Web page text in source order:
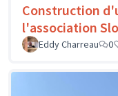
Construction
l'association
Eddy Charreau
0